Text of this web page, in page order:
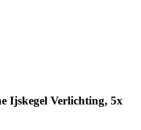
Ijskegel Verlichting, 5x